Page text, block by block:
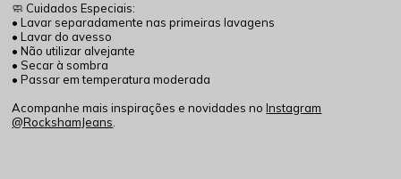
🧼 Cuidados Especiais:
• Lavar separadamente nas primeiras lavagens
• Lavar do avesso
• Não utilizar alvejante
• Secar à sombra
• Passar em temperatura moderada
Acompanhe mais inspirações e novidades noInstagram
@RockshamJeans.